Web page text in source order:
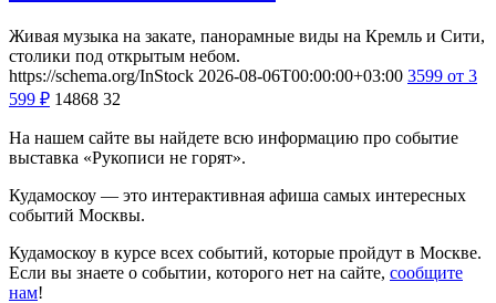
Живая музыка на закате, панорамные виды на Кремль и Сити,
столики под открытым небом.
https://schema.org/InStock 2026-08-06T00:00:00+03:00 3599 от 3
599 ₽ 14868 32
На нашем сайте вы найдете всю информацию про событие
выставка «Рукописи не горят».
Кудамоскоу — это интерактивная афиша самых интересных
событий Москвы.
Кудамоскоу в курсе всех событий, которые пройдут в Москве.
Если вы знаете о событии, которого нет на сайте, сообщите
нам!